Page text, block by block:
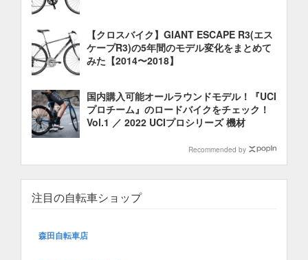
【クロスバイク】GIANT ESCAPE R3(エス
ケープR3)の5年間のモデル変化をまとめて
みた【2014〜2018】
国内購入可能オールラウンドモデル！『UCI
プロチーム』のロードバイクをチェック！
Vol.1 ／ 2022 UCIプロシリーズ 機材
Recommended by
注目の自転車ショップ
森田自転車店